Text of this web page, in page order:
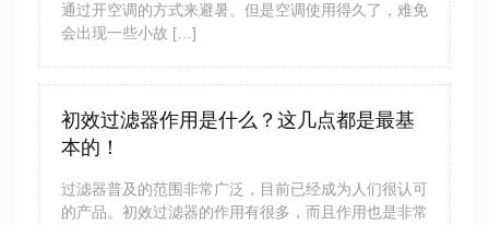
通过开空调的方式来避暑。但是空调使用得久了，难免
会出现一些小故 […]
初效过滤器作用是什么？这几点都是最基
本的！
过滤器普及的范围非常广泛，目前已经成为人们很认可
的产品。初效过滤器的作用有很多，而且作用也是非常